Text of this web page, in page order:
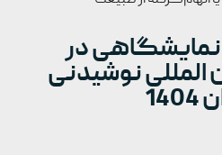
در
المللی نوشیدنی